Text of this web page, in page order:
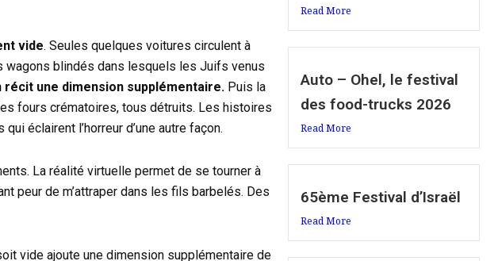
vide. Seules quelques voitures circulent à
wagons blindés dans lesquels les Juifs venus
une dimension supplémentaire. Puis la
fours crématoires, tous détruits. Les histoires
éclairent l’horreur d’une autre façon.
La réalité virtuelle permet de se tourner à
peur de m’attraper dans les fils barbelés. Des
vide ajoute une dimension supplémentaire de
Read More
Auto – Ohel, le festival
des food-trucks 2026
Read More
65ème Festival d’Israël
Read More